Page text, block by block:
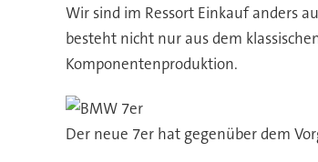
Wir sind im Ressort Einkauf anders
besteht nicht nur aus dem
Komponentenproduktion.
Der neue 7er hat gegenüber dem